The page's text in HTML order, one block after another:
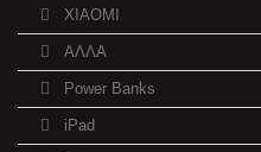
XIAOMI
ΑΛΛΑ
Power Banks
iPad